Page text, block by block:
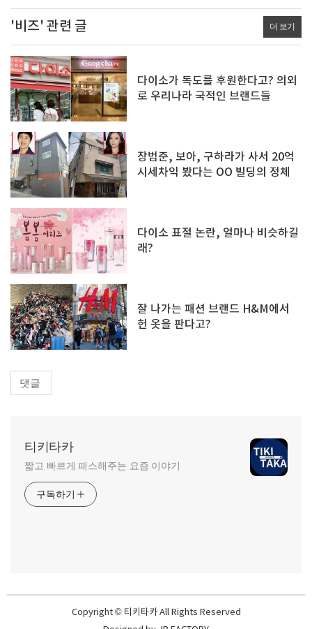
'비즈' 관련 글 더 보기
다이소가 독도를 후원한다고? 의외
로 우리나라 국적인 브랜드들
장범준, 보아, 구하라가 사서 20억
시세차익 봤다는 OO 빌딩의 정체
다이소 표절 논란, 얼마나 비슷하길
래?
잘 나가는 패션 브랜드 H&M에서
헌 옷을 판다고?
댓글
티키타카
짧고 빠르게 패스해주는 요즘 이야기
구독하기
Copyright © 티키타카 All Rights Reserved